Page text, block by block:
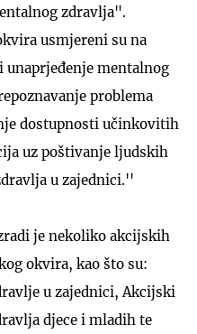
zdravlja".
usmjereni su na
unaprjeđenje mentalnog
problema
dostupnosti učinkovitih
uz poštivanje ljudskih
u zajednici.''
je nekoliko akcijskih
okvira, kao što su:
u zajednici, Akcijski
djece i mladih te